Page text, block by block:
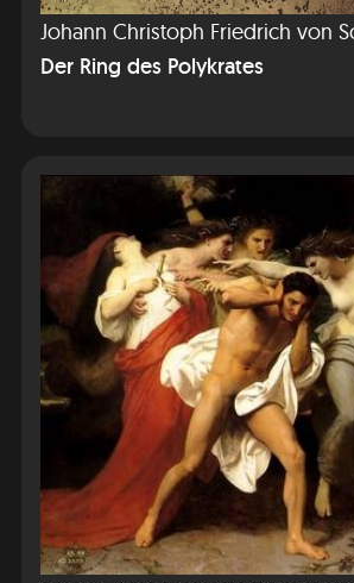
Der Ring des Polykrates
Johann Christoph Friedrich von